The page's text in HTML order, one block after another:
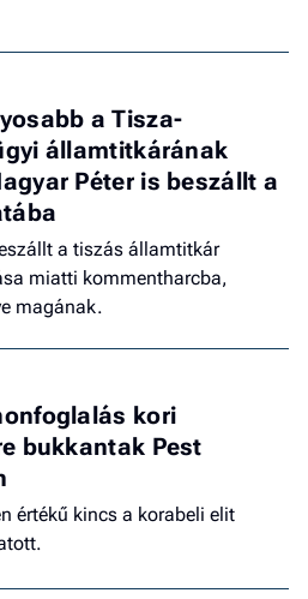
a Tisza-
államtitkárának
Péter is beszállt a
a tiszás államtitkár
miatti kommentharcba,
magának.
kori
bukkantak Pest
értékű kincs a korabeli elit